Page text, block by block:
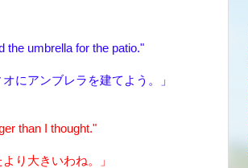
the umbrella for the patio."
にアンブレラを建てよう。」
than I thought."
り大きいわね。」